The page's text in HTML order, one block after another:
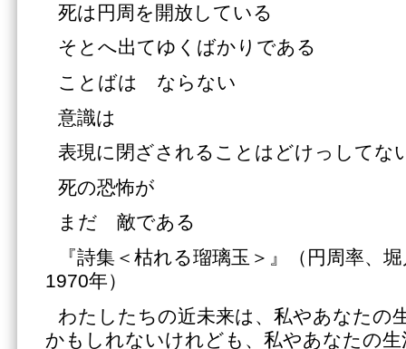
死は円周を開放している
そとへ出てゆくばかりである
ことばは ならない
意識は
表現に閉ざされることはどけっしてな
死の恐怖が
まだ 敵である
『詩集＜枯れる瑠璃玉＞』（円周率、
1970年）
わたしたちの近未来は、私やあなたの
かもしれないけれども、私やあなたの